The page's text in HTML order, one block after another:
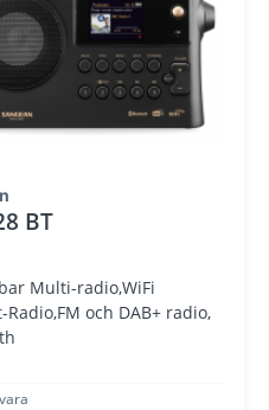
BT
Multi-radio,WiFi
och DAB+ radio,